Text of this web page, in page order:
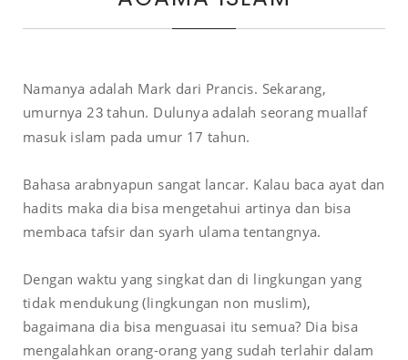
Namanya adalah Mark dari Prancis. Sekarang,
umurnya 23 tahun. Dulunya adalah seorang muallaf
masuk islam pada umur 17 tahun.
Bahasa arabnyapun sangat lancar. Kalau baca ayat dan
hadits maka dia bisa mengetahui artinya dan bisa
membaca tafsir dan syarh ulama tentangnya.
Dengan waktu yang singkat dan di lingkungan yang
tidak mendukung (lingkungan non muslim),
bagaimana dia bisa menguasai itu semua? Dia bisa
mengalahkan orang-orang yang sudah terlahir dalam